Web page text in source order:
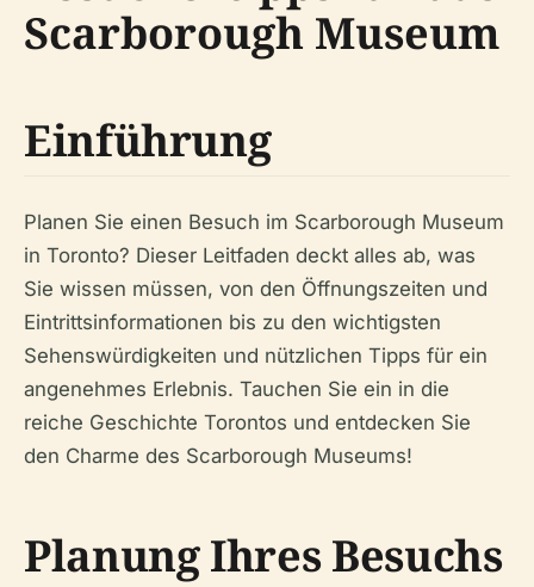
Scarborough Museum
Einführung
Planen Sie einen Besuch im Scarborough Museum
in Toronto? Dieser Leitfaden deckt alles ab, was
Sie wissen müssen, von den Öffnungszeiten und
Eintrittsinformationen bis zu den wichtigsten
Sehenswürdigkeiten und nützlichen Tipps für ein
angenehmes Erlebnis. Tauchen Sie ein in die
reiche Geschichte Torontos und entdecken Sie
den Charme des Scarborough Museums!
Planung Ihres Besuchs